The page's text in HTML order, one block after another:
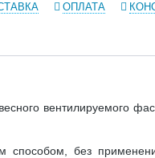
ОПЛАТА
вентилируемого
способом, без